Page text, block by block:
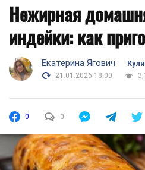
Нежирная
индейки: как
Екатерина Ягович
21.01.2026 18:00
0 0